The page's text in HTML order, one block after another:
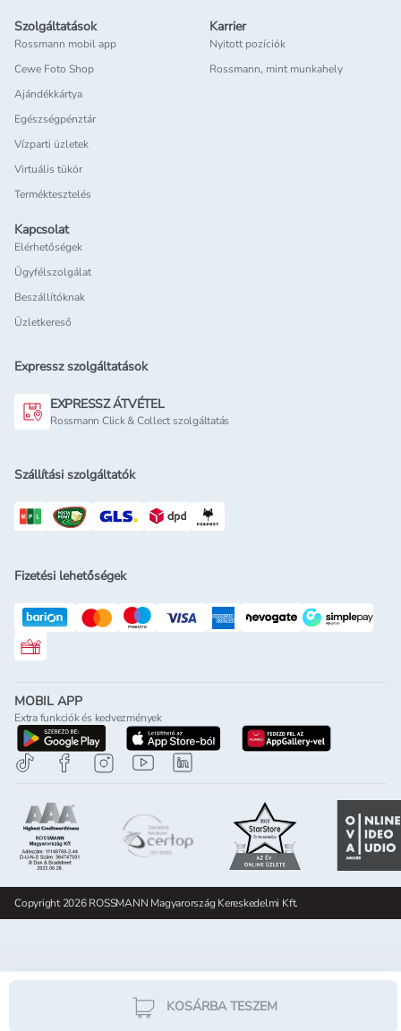
KOSÁRBA TESZEM
Szolgáltatások
Rossmann mobil app
Cewe Foto Shop
Ajándékkártya
Egészségpénztár
Vízparti üzletek
Virtuális tükör
Terméktesztelés
Karrier
Nyitott pozíciók
Rossmann, mint munkahely
Kapcsolat
Elérhetőségek
Ügyfélszolgálat
Beszállítóknak
Üzletkereső
Expressz szolgáltatások
EXPRESSZ ÁTVÉTEL
Rossmann Click & Collect szolgáltatás
Szállítási szolgáltatók
Fizetési lehetőségek
Rossmann ajándékkártya
MOBIL APP
Extra funkciók és kedvezmények
letöltés a google-play-rölletöltés az app-store-ból
letöltés
Copyright 2026 ROSSMANN Magyarország Kereskedelmi Kft.